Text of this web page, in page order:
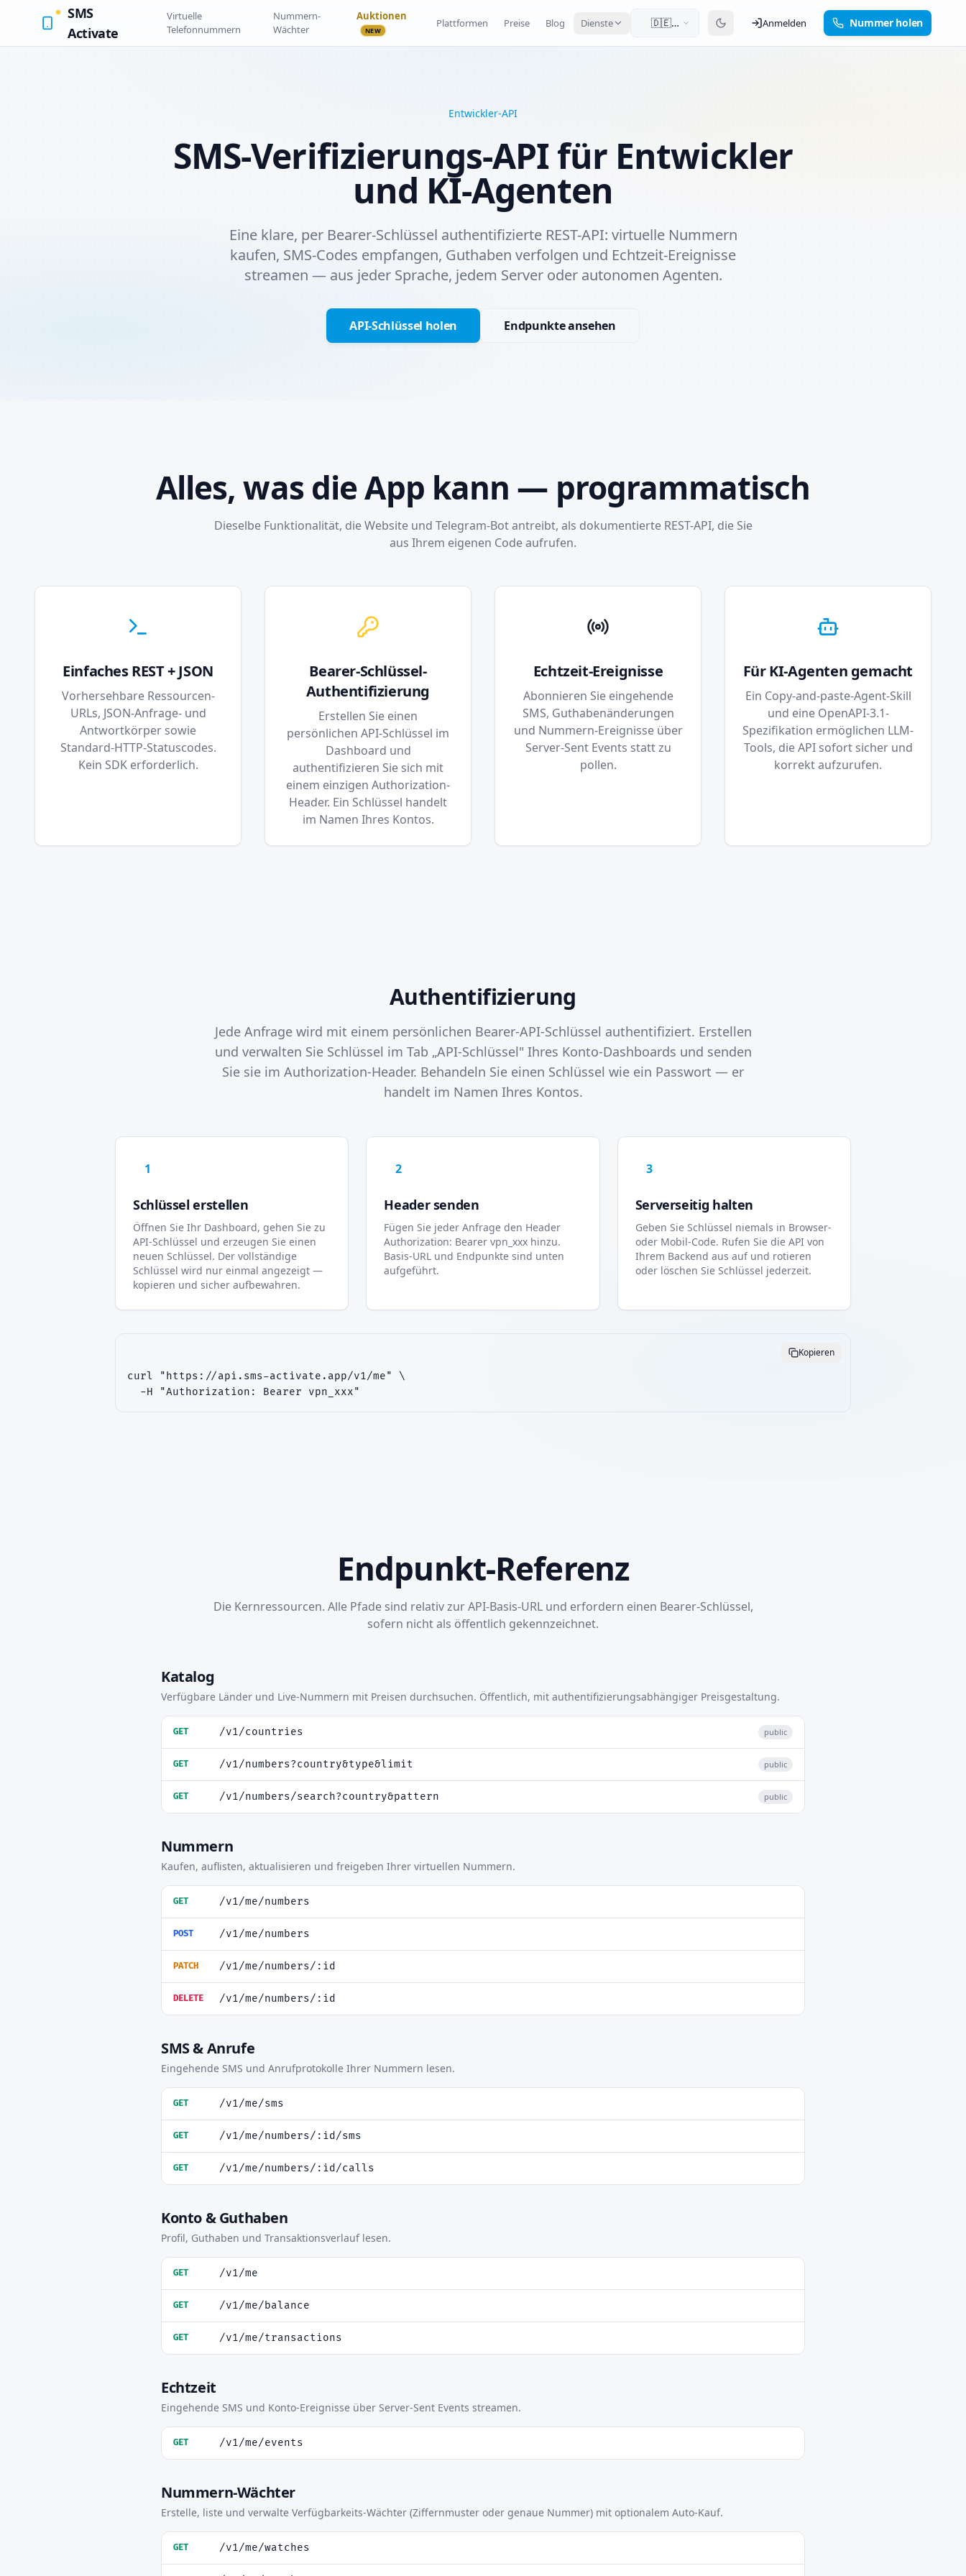
SMS
Activate
Virtuelle
Telefonnummern
Nummern-
Wächter
Auktionen
NEW
Plattformen Preise Blog Dienste
🇩🇪
Anmelden Nummer holen
Entwickler-API
SMS-Verifizierungs-API für Entwickler
und KI-Agenten
Eine klare, per Bearer-Schlüssel authentifizierte REST-API: virtuelle Nummern
kaufen, SMS-Codes empfangen, Guthaben verfolgen und Echtzeit-Ereignisse
streamen — aus jeder Sprache, jedem Server oder autonomen Agenten.
API-Schlüssel holen Endpunkte ansehen
Alles, was die App kann — programmatisch
Dieselbe Funktionalität, die Website und Telegram-Bot antreibt, als dokumentierte REST-API, die Sie
aus Ihrem eigenen Code aufrufen.
Einfaches REST + JSON
Vorhersehbare Ressourcen-
URLs, JSON-Anfrage- und
Antwortkörper sowie
Standard-HTTP-Statuscodes.
Kein SDK erforderlich.
Bearer-Schlüssel-
Authentifizierung
Erstellen Sie einen
persönlichen API-Schlüssel im
Dashboard und
authentifizieren Sie sich mit
einem einzigen Authorization-
Header. Ein Schlüssel handelt
im Namen Ihres Kontos.
Echtzeit-Ereignisse
Abonnieren Sie eingehende
SMS, Guthabenänderungen
und Nummern-Ereignisse über
Server-Sent Events statt zu
pollen.
Für KI-Agenten gemacht
Ein Copy-and-paste-Agent-Skill
und eine OpenAPI-3.1-
Spezifikation ermöglichen LLM-
Tools, die API sofort sicher und
korrekt aufzurufen.
Authentifizierung
Jede Anfrage wird mit einem persönlichen Bearer-API-Schlüssel authentifiziert. Erstellen
und verwalten Sie Schlüssel im Tab „API-Schlüssel" Ihres Konto-Dashboards und senden
Sie sie im Authorization-Header. Behandeln Sie einen Schlüssel wie ein Passwort — er
handelt im Namen Ihres Kontos.
1
Schlüssel erstellen
Öffnen Sie Ihr Dashboard, gehen Sie zu
API-Schlüssel und erzeugen Sie einen
neuen Schlüssel. Der vollständige
Schlüssel wird nur einmal angezeigt —
kopieren und sicher aufbewahren.
2
Header senden
Fügen Sie jeder Anfrage den Header
Authorization: Bearer vpn_xxx hinzu.
Basis-URL und Endpunkte sind unten
aufgeführt.
3
Serverseitig halten
Geben Sie Schlüssel niemals in Browser-
oder Mobil-Code. Rufen Sie die API von
Ihrem Backend aus auf und rotieren
oder löschen Sie Schlüssel jederzeit.
Kopieren
curl "https://api.sms-activate.app/v1/me" \
  -H "Authorization: Bearer vpn_xxx"
Endpunkt-Referenz
Die Kernressourcen. Alle Pfade sind relativ zur API-Basis-URL und erfordern einen Bearer-Schlüssel,
sofern nicht als öffentlich gekennzeichnet.
Katalog
Verfügbare Länder und Live-Nummern mit Preisen durchsuchen. Öffentlich, mit authentifizierungsabhängiger Preisgestaltung.
GET /v1/countries public
GET /v1/numbers?country&type&limit public
GET /v1/numbers/search?country&pattern public
Nummern
Kaufen, auflisten, aktualisieren und freigeben Ihrer virtuellen Nummern.
GET /v1/me/numbers
POST /v1/me/numbers
PATCH /v1/me/numbers/:id
DELETE /v1/me/numbers/:id
SMS & Anrufe
Eingehende SMS und Anrufprotokolle Ihrer Nummern lesen.
GET /v1/me/sms
GET /v1/me/numbers/:id/sms
GET /v1/me/numbers/:id/calls
Konto & Guthaben
Profil, Guthaben und Transaktionsverlauf lesen.
GET /v1/me
GET /v1/me/balance
GET /v1/me/transactions
Echtzeit
Eingehende SMS und Konto-Ereignisse über Server-Sent Events streamen.
GET /v1/me/events
Nummern-Wächter
Erstelle, liste und verwalte Verfügbarkeits-Wächter (Ziffernmuster oder genaue Nummer) mit optionalem Auto-Kauf.
GET /v1/me/watches